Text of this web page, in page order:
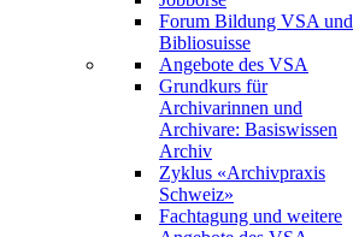
Forum Bildung VSA und
Bibliosuisse
Angebote des VSA
Grundkurs für
Archivarinnen und
Archivare: Basiswissen
Archiv
Zyklus «Archivpraxis
Schweiz»
Fachtagung und weitere